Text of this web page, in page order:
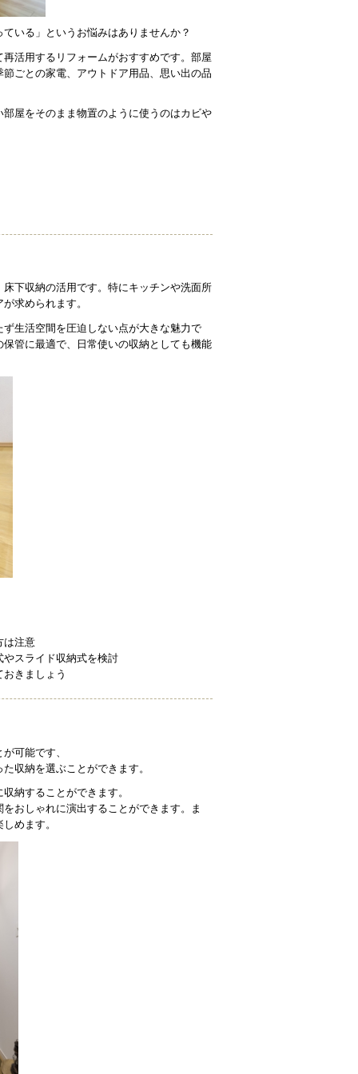
いる」というお悩みはありませんか？
活用するリフォームがおすすめです。部屋
ごとの家電、アウトドア用品、思い出の品
屋をそのまま物置のように使うのはカビや
下収納の活用です。特にキッチンや洗面所
求められます。
生活空間を圧迫しない点が大きな魅力で
管に最適で、日常使いの収納としても機能
は注意
スライド収納式を検討
きましょう
可能です、
収納を選ぶことができます。
納することができます。
おしゃれに演出することができます。ま
めます。